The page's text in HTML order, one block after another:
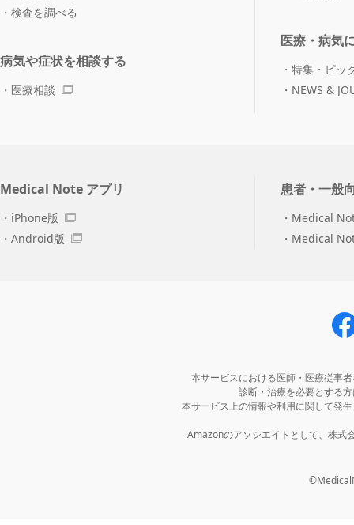
検査を調べる
病気や症状を相談する
医療相談
医療・病気
特集・ピッ
NEWS &
Medical Note アプリ
iPhone版
Android版
患者・一般
Medical
Medical
本サービスにおける医師・医療従事
診断・治療を必要とする
本サービス上の情報や利用に関して発
Amazonのアソシエイトとして、株式